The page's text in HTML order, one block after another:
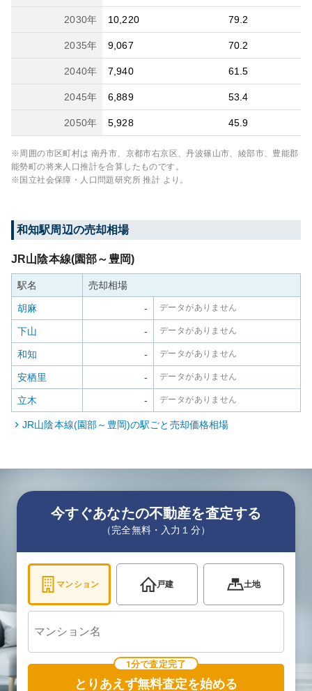
2030年 10,220 79.2
2035年 9,067 70.2
2040年 7,940 61.5
2045年 6,889 53.4
2050年 5,928 45.9
※周囲の市区町村は 南丹市、京都市右京区、丹波篠山市、綾部市、豊能郡
能勢町の将来人口推計を合算したものです。
※国立社会保障・人口問題研究所 推計 より。
和知駅周辺の売却相場
JR山陰本線(園部～豊岡)
駅名 売却相場
胡麻 - データがありません
下山 - データがありません
和知 - データがありません
安栖里 - データがありません
立木 - データがありません
JR山陰本線(園部～豊岡)の駅ごと売却価格相場
今すぐあなたの不動産を査定する
（完全無料・入力１分）
マンション 戸建 土地
1分で査定完了
とりあえず無料査定を始める